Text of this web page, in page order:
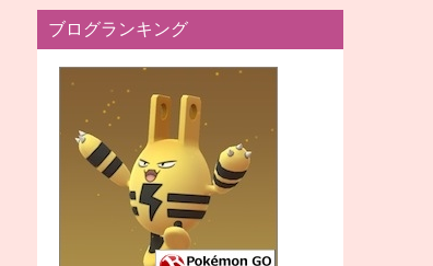
ブログランキング